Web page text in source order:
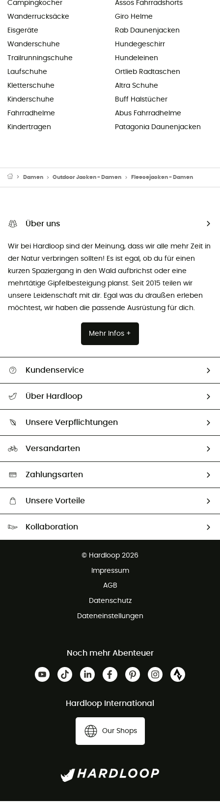
Campingkocher
Wanderrucksäcke
Eisgeräte
Wanderschuhe
Trailrunningschuhe
Laufschuhe
Kletterschuhe
Kinderschuhe
Fahrradhelme
Kindertragen
Assos Fahrradshorts
Giro Helme
Rab Daunenjacken
Hundegeschirr
Hundeleinen
Ortlieb Radtaschen
Altra Schuhe
Buff Halstücher
Abus Fahrradhelme
Patagonia Daunenjacken
Damen Outdoor Jacken - Damen Fleecejacken - Damen
Über uns
Wir bei Hardloop sind der Meinung, dass wir alle mehr Zeit in
der Natur verbringen sollten! Es ist egal, ob du für einen
kurzen Spaziergang in den Wald aufbrichst oder eine
mehrtätige Gipfelbesteigung planst. Seit 2015 teilen wir
unsere Leidenschaft mit dir. Egal was du draußen erleben
möchtest, wir haben die passende Ausrüstung für dich.
Mehr Infos +
Kundenservice
Größentabelle
Über Hardloop
Unsere Botschafter
Unsere Verpflichtungen
Auswahl an nachhaltigen Produkten
Versandarten
Zahlungsarten
Unsere Vorteile
Kollaboration
© Hardloop 2026
Impressum
AGB
Datenschutz
Dateneinstellungen
Noch mehr Abenteuer
Hardloop International
Our Shops